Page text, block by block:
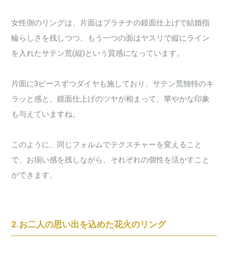
女性側のリングは、片面はプラチナの鏡面仕上げで結婚指
輪らしさを残しつつ、もう一つの面はヤスリで縦にライン
を入れたサテン荒(縦)という質感になっています。
片面に3ピースずつダイヤも施しており、サテン荒独特のキ
ラッと感と、鏡面仕上げのツヤが相まって、華やかな印象
も与えていますね。
このように、同じフォルムでテクスチャーを変えること
で、お揃い感を残しながら、それぞれの個性を活かすこと
ができます。
2.お二人の思い出を込めた花火のリング